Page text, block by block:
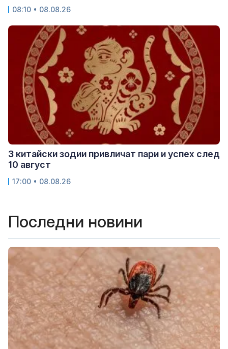
08:10 • 08.08.26
3 китайски зодии привличат пари и успех след
10 август
17:00 • 08.08.26
Последни новини